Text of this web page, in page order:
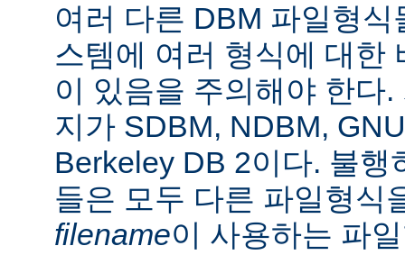
여러 다른 DBM 파일형
스템에 여러 형식에 대한
이 있음을 주의해야 한다
지가 SDBM, NDBM,
Berkeley DB 2이다. 불행
들은 모두 다른 파일형식
filename이 사용하는 파